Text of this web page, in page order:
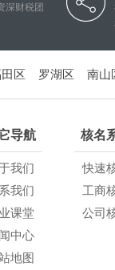
深财税团
区 罗湖区 南山
导航
我们
我们
课堂
中心
地图
核名
快速
工商
公司